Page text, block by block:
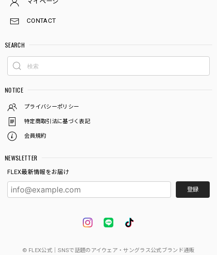
CONTACT
SEARCH
NOTICE
プライバシーポリシー
特定商取引法に基づく表記
会員規約
NEWSLETTER
FLEX最新情報をお届け
登録
© FLEX公式｜SNSで話題のアイウェア・サングラス公式ブランド通販